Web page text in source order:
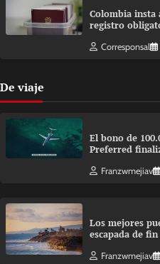
Colombia insta
registro
Corresponsal
De viaje
El bono de
Preferred
Franzwmejiav
Los mejores
escapada de
Franzwmejiav